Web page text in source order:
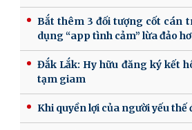
Bắt thêm 3 đối tượng cốt cán
dụng “app tình cảm” lừa đảo
Đắk Lắk: Hy hữu đăng ký kết
tạm giam
Khi quyền lợi của người yếu thế